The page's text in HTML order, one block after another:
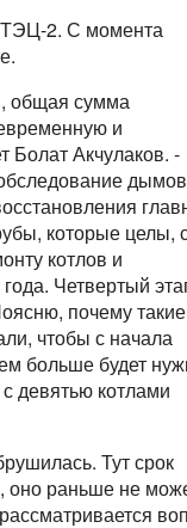
ТЭЦ-2. С момента
общая сумма
и
Болат Акчулаков. -
которые целы,
котлов и
Четвертый
почему такие
чтобы с начала
больше будет
девятью котлами
Тут срок
оно раньше не